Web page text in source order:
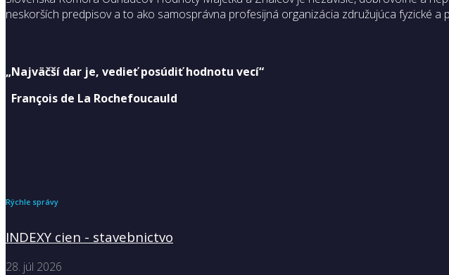
neskorších predpisov a to ako samosprávna profesijná organizácia združujúca fyzické a
„Najväčší dar je, vedieť posúdiť hodnotu vecí“
François de La Rochefoucauld
Rýchle správy
INDEXY cien - stavebnictvo
28. júl 2026